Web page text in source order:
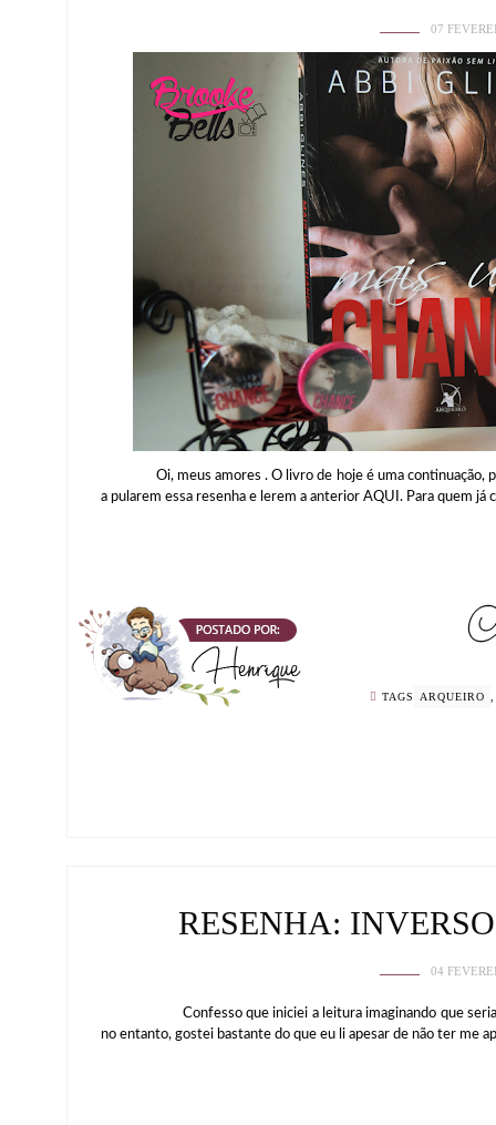
07
Oi, meus amores . O livro de hoje é uma continuação,
a pularem essa resenha e lerem a anterior AQUI. Para quem
TAGS ARQUEIRO
RESENHA:
04
Confesso que iniciei a leitura imaginando que seria
no entanto, gostei bastante do que eu li apesar de não ter me